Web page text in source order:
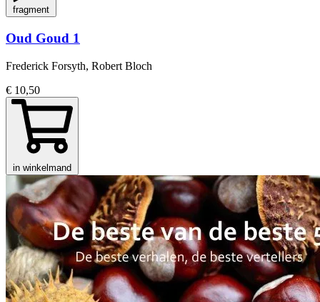
fragment
Oud Goud 1
Frederick Forsyth, Robert Bloch
€ 10,50
in winkelmand